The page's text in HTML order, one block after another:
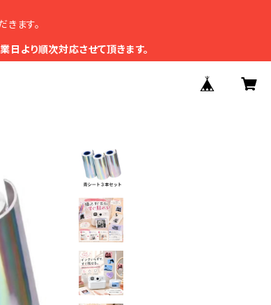
ます。
より順次対応させて頂きます。